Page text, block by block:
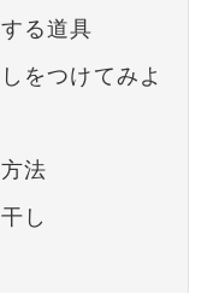
る道具
をつけてみよ
法
し